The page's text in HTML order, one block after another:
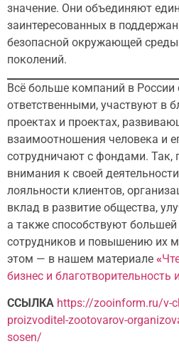
значение. Они объединяют
заинтересованных в
безопасной окружающей
поколений.
Всё больше компаний в России
ответственными, участвуют в
проектах и проектах,
взаимоотношения человека и
сотрудничают с фондами. Так,
внимания к своей
лояльности клиентов,
вклад в развитие общества,
а также способствуют большей
сотрудников и повышению их
этом — в нашем материале «
бизнес и благотворительность
ССЫЛКА https://zooinform.ru/v-
proizvoditel-zootovarov-
sosen/